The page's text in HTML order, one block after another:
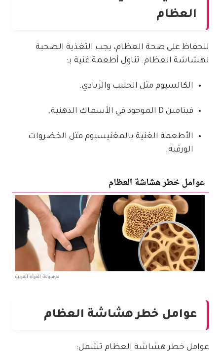
العظام
للحفاظ على صحة العظام، يجب التغذية الصحية
لهشاشة العظام. تناول أطعمة غنية بـ:
الكالسيوم مثل الحليب والزبادي.
فيتامين D الموجود في الأسماك الدهنية.
الأطعمة الغنية بالمغنيسيوم مثل الخضروات
الورقية.
عوامل خطر هشاشة العظام
عوامل خطر هشاشة العظام تشمل: